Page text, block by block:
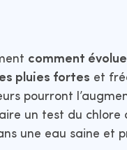
comment
pluies fortes et
pourront
un test du chlore
une eau saine et